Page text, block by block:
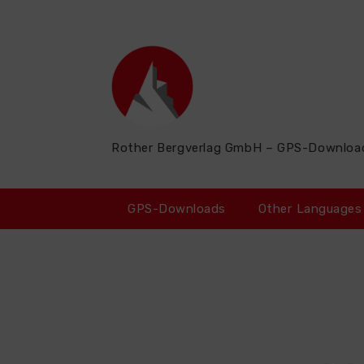
Rother Bergverlag GmbH – GPS-
GPS-Downloads Other Languages